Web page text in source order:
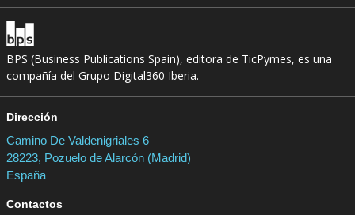
BPS (Business Publications Spain), editora de TicPymes, es una
compañía del Grupo Digital360 Iberia.
Dirección
Camino De Valdenigriales 6
28223, Pozuelo de Alarcón (Madrid)
España
Contactos